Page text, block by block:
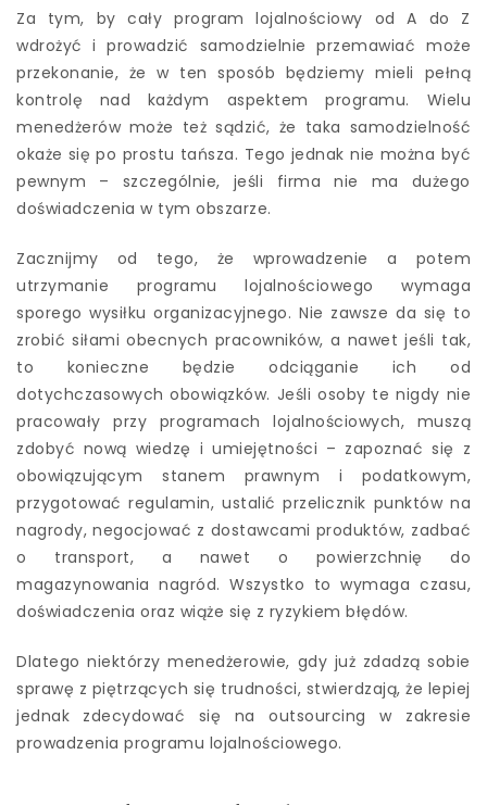
Za tym, by cały program lojalnościowy od A do Z
wdrożyć i prowadzić samodzielnie przemawiać może
przekonanie, że w ten sposób będziemy mieli pełną
kontrolę nad każdym aspektem programu. Wielu
menedżerów może też sądzić, że taka samodzielność
okaże się po prostu tańsza. Tego jednak nie można być
pewnym – szczególnie, jeśli firma nie ma dużego
doświadczenia w tym obszarze.
Zacznijmy od tego, że wprowadzenie a potem
utrzymanie programu lojalnościowego wymaga
sporego wysiłku organizacyjnego. Nie zawsze da się to
zrobić siłami obecnych pracowników, a nawet jeśli tak,
to konieczne będzie odciąganie ich od
dotychczasowych obowiązków. Jeśli osoby te nigdy nie
pracowały przy programach lojalnościowych, muszą
zdobyć nową wiedzę i umiejętności – zapoznać się z
obowiązującym stanem prawnym i podatkowym,
przygotować regulamin, ustalić przelicznik punktów na
nagrody, negocjować z dostawcami produktów, zadbać
o transport, a nawet o powierzchnię do
magazynowania nagród. Wszystko to wymaga czasu,
doświadczenia oraz wiąże się z ryzykiem błędów.
Dlatego niektórzy menedżerowie, gdy już zdadzą sobie
sprawę z piętrzących się trudności, stwierdzają, że lepiej
jednak zdecydować się na outsourcing w zakresie
prowadzenia programu lojalnościowego.